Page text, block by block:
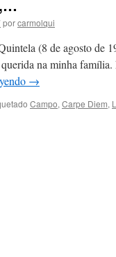
porcarmolqui
(8 de agosto de
na minha
→
Campo, Carpe Diem,